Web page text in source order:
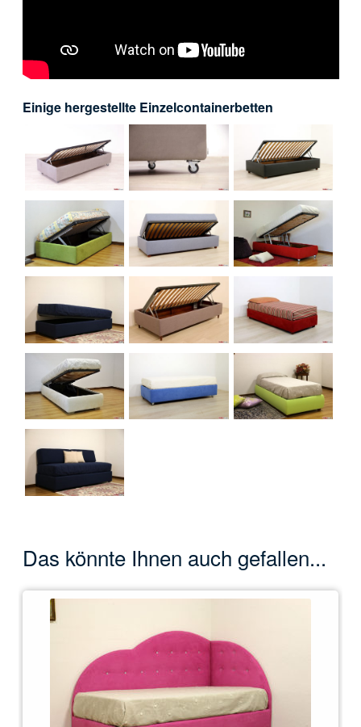
Einige hergestellte Einzelcontainerbetten
Das könnte Ihnen auch gefallen...